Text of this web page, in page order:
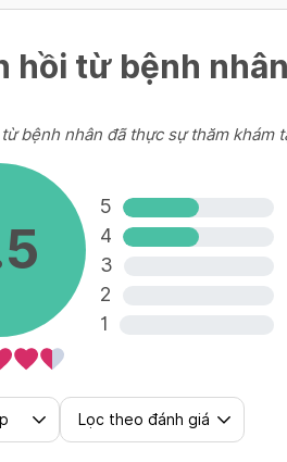
hồi từ bệnh nhân
bệnh nhân đã thực sự thăm khám
5
4
3
2
1
Lọc theo đánh giá